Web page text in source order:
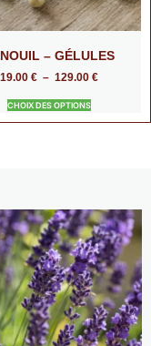
– GÉLULES
19.00 € – 129.00 €
CHOIX DES OPTIONS